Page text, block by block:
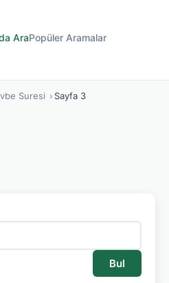
AraPopüler Aramalar
Suresi › Sayfa 3
Bul